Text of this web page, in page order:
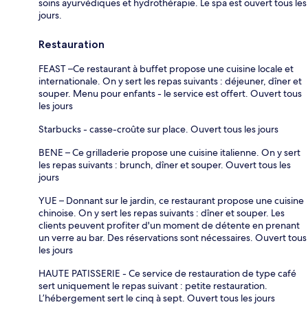
soins ayurvédiques et hydrothérapie. Le spa est ouvert tous les
jours.
Restauration
FEAST –Ce restaurant à buffet propose une cuisine locale et
internationale. On y sert les repas suivants : déjeuner, dîner et
souper. Menu pour enfants - le service est offert. Ouvert tous
les jours
Starbucks - casse-croûte sur place. Ouvert tous les jours
BENE – Ce grilladerie propose une cuisine italienne. On y sert
les repas suivants : brunch, dîner et souper. Ouvert tous les
jours
YUE – Donnant sur le jardin, ce restaurant propose une cuisine
chinoise. On y sert les repas suivants : dîner et souper. Les
clients peuvent profiter d'un moment de détente en prenant
un verre au bar. Des réservations sont nécessaires. Ouvert tous
les jours
HAUTE PATISSERIE - Ce service de restauration de type café
sert uniquement le repas suivant : petite restauration.
L’hébergement sert le cinq à sept. Ouvert tous les jours